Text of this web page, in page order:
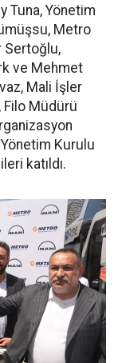
Tuna, Yönetim
Metro
Sertoğlu,
ve Mehmet
Mali İşler
Filo Müdürü
Kurulu
katıldı.